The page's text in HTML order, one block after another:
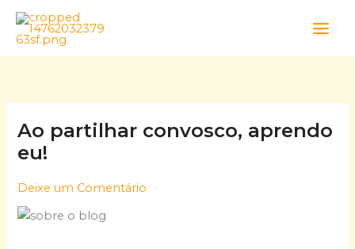
Skip
content
Ao partilhar convosco, aprendo
eu!
Deixe um Comentário